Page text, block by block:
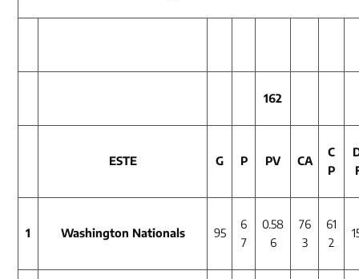
162
ESTE G P PV CA
C
P
1 Washington Nationals 95
6
7
0.58
6
76
3
61
2